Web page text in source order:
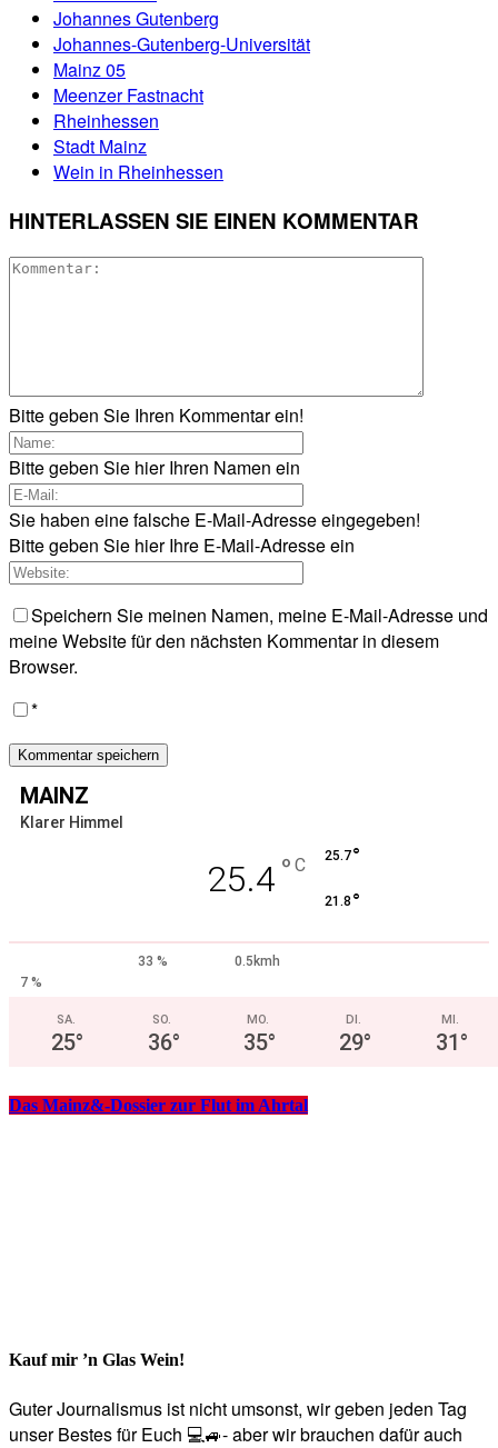
Johannes Gutenberg
Johannes-Gutenberg-Universität
Mainz 05
Meenzer Fastnacht
Rheinhessen
Stadt Mainz
Wein in Rheinhessen
HINTERLASSEN SIE EINEN KOMMENTAR
Bitte geben Sie Ihren Kommentar ein!
Bitte geben Sie hier Ihren Namen ein
Sie haben eine falsche E-Mail-Adresse eingegeben!
Bitte geben Sie hier Ihre E-Mail-Adresse ein
Speichern Sie meinen Namen, meine E-Mail-Adresse und
meine Website für den nächsten Kommentar in diesem
Browser.
*
MAINZ
Klarer Himmel
25.4 ° C 25.7°
21.8 °
33 %
0.5kmh
7 %
SA.
25°
SO.
36°
MO.
35°
DI.
29°
MI.
31°
Das Mainz&-Dossier zur Flut im Ahrtal
Kauf mir ’n Glas Wein!
Guter Journalismus ist nicht umsonst, wir geben jeden Tag
unser Bestes für Euch 💻🚙- aber wir brauchen dafür auch